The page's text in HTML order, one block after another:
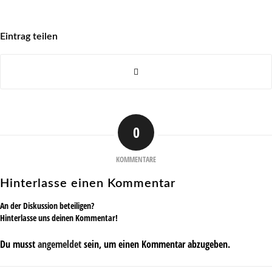
Eintrag teilen
0
KOMMENTARE
Hinterlasse einen Kommentar
An der Diskussion beteiligen?
Hinterlasse uns deinen Kommentar!
Du musstangemeldetsein, um einen Kommentar abzugeben.